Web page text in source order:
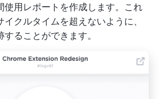
使用レポートを作成します。これ
イクルタイムを超えないように、
ることができます。